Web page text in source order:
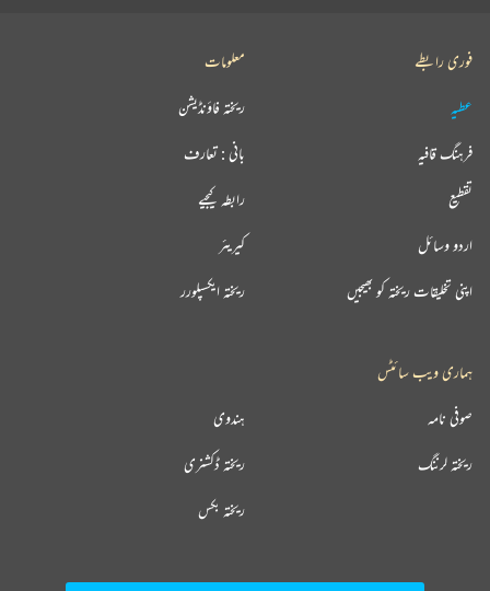
فوری رابطے
عطیہ
فرہنگ قافیہ
تقطیع
اردو وسائل
اپنی تخلیقات ریختہ کو بھیجیں
معلومات
ریختہ فاؤنڈیشن
بانی : تعارف
رابطہ کیجیے
کیریئر
ریختہ ایکسپلورر
ہماری ویب سائٹس
ہندوی صوفی نامہ
ریختہ ڈکشنری ریختہ لرننگ
ریختہ بکس